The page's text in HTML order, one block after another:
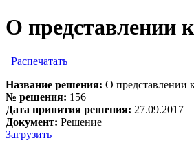
О представлении
Распечатать
Название решения: О представлении
№ решения: 156
Дата принятия решения: 27.09.2017
Документ: Решение
Загрузить